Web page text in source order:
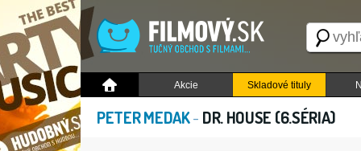
Akcie Skladové tituly
PETER MEDAK- DR. HOUSE (6.SÉRIA)